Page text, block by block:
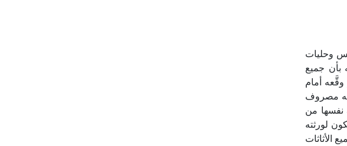
وحليات
بأن جميع
أمام
مصروف
نفسها من
لورثته
الأثاثات